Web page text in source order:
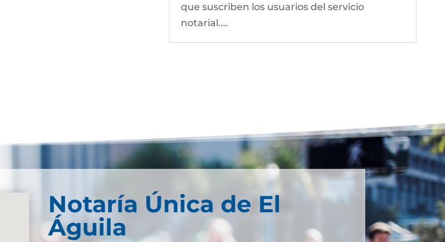
que suscriben los usuarios del servicio
notarial....
Notaría Única de El
Águila